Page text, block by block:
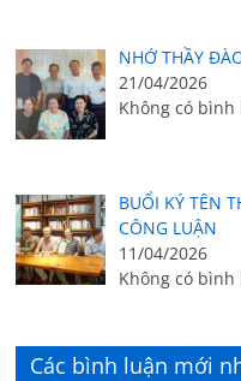
NHỚ THẦY
21/04/2026
Không có bình
BUỔI KÝ TÊN
CÔNG LUẬN
11/04/2026
Không có bình
Các bình luận mới